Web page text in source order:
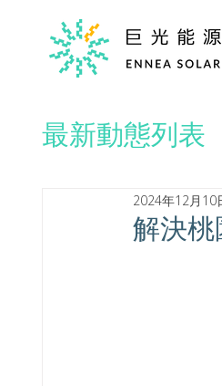
最新動態列表
解決
2024年12月10